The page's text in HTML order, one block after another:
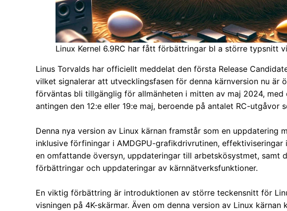
Linux Kernel 6.9RC har fått förbättringar bl a större typsnitt
Linus Torvalds har officiellt meddelat den första Release
vilket signalerar att utvecklingsfasen för denna kärnversion nu är
förväntas bli tillgänglig för allmänheten i mitten av maj 2024,
antingen den 12:e eller 19:e maj, beroende på antalet RC-utgåvor
Denna nya version av Linux kärnan framstår som en uppdatering
inklusive förfiningar i AMDGPU-grafikdrivrutinen, effektiviseringar
en omfattande översyn, uppdateringar till arbetskösystmet, samt
förbättringar och uppdateringar av kärnnätverksfunktioner.
En viktig förbättring är introduktionen av större teckensnitt för
visningen på 4K-skärmar. Även om denna version av Linux